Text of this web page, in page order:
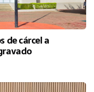
de cárcel a